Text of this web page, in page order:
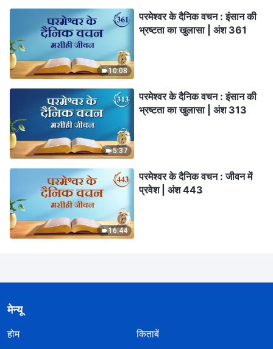
10:08
परमेश्वर के दैनिक वचन : इंसान की
भ्रष्टता का खुलासा | अंश 361
5:37
परमेश्वर के दैनिक वचन : इंसान की
भ्रष्टता का खुलासा | अंश 313
16:44
परमेश्वर के दैनिक वचन : जीवन में
प्रवेश | अंश 443
मेन्यू
होम
किताबें